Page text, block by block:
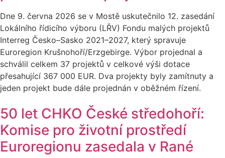
Dne 9. června 2026 se v Mostě uskutečnilo 12. zasedání
Lokálního řídicího výboru (LŘV) Fondu malých projektů
Interreg Česko–Sasko 2021–2027, který spravuje
Euroregion Krušnohoří/Erzgebirge. Výbor projednal a
schválil celkem 37 projektů v celkové výši dotace
přesahující 367 000 EUR. Dva projekty byly zamítnuty a
jeden projekt bude dále projednán v oběžném řízení.
50 let CHKO České středohoří:
Komise pro životní prostředí
Euroregionu zasedala v Rané